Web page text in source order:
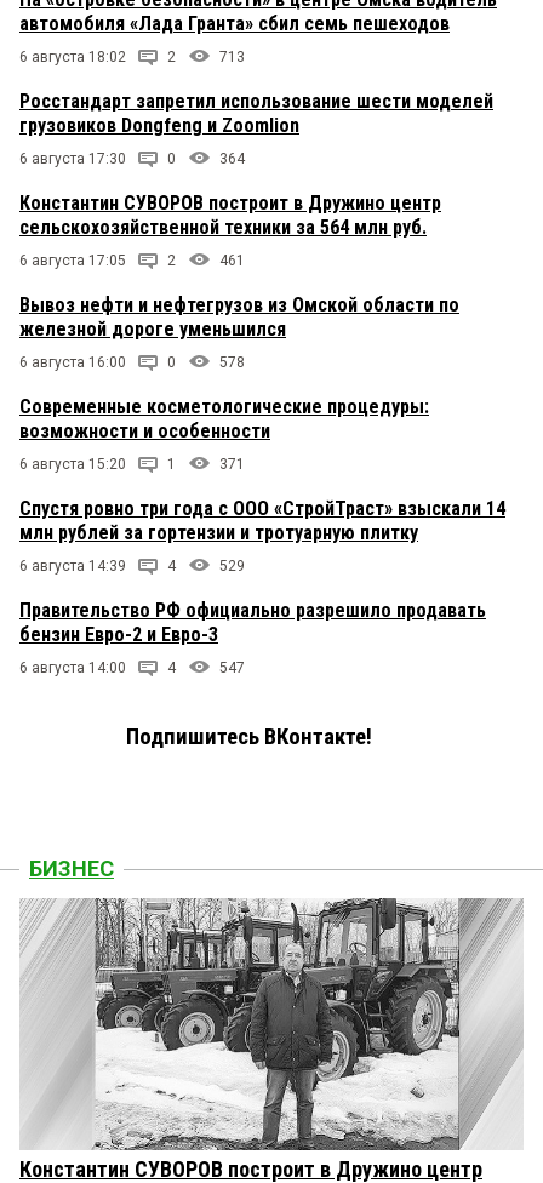
автомобиля «Лада Гранта» сбил семь пешеходов
6 августа 18:02 2 713
Росстандарт запретил использование шести моделей
грузовиков Dongfeng и Zoomlion
6 августа 17:30 0 364
Константин СУВОРОВ построит в Дружино центр
сельскохозяйственной техники за 564 млн руб.
6 августа 17:05 2 461
Вывоз нефти и нефтегрузов из Омской области по
железной дороге уменьшился
6 августа 16:00 0 578
Современные косметологические процедуры:
возможности и особенности
6 августа 15:20 1 371
Спустя ровно три года с ООО «СтройТраст» взыскали 14
млн рублей за гортензии и тротуарную плитку
6 августа 14:39 4 529
Правительство РФ официально разрешило продавать
бензин Евро-2 и Евро-3
6 августа 14:00 4 547
Подпишитесь ВКонтакте!
БИЗНЕС
Константин СУВОРОВ построит в Дружино центр